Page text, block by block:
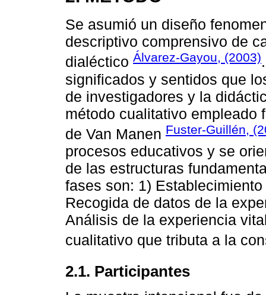
Se asumió un diseño
descriptivo comprensivo de
dialéctico Álvarez-Gayou, (2003)
significados y sentidos que
de investigadores y la
método cualitativo empleado
de Van Manen Fuster-Guillén,
procesos educativos y se
de las estructuras
fases son: 1)
Recogida de datos de la
Análisis de la experiencia
cualitativo que tributa a la
2.1. Participantes